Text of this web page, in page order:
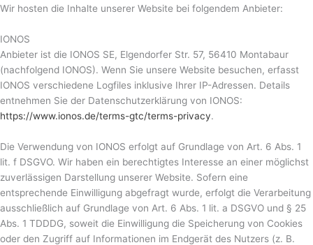
Wir hosten die Inhalte unserer Website bei folgendem Anbieter:
IONOS
Anbieter ist die IONOS SE, Elgendorfer Str. 57, 56410 Montabaur
(nachfolgend IONOS). Wenn Sie unsere Website besuchen, erfasst
IONOS verschiedene Logfiles inklusive Ihrer IP-Adressen. Details
entnehmen Sie der Datenschutzerklärung von IONOS:
https://www.ionos.de/terms-gtc/terms-privacy.
Die Verwendung von IONOS erfolgt auf Grundlage von Art. 6 Abs. 1
lit. f DSGVO. Wir haben ein berechtigtes Interesse an einer möglichst
zuverlässigen Darstellung unserer Website. Sofern eine
entsprechende Einwilligung abgefragt wurde, erfolgt die Verarbeitung
ausschließlich auf Grundlage von Art. 6 Abs. 1 lit. a DSGVO und § 25
Abs. 1 TDDDG, soweit die Einwilligung die Speicherung von Cookies
oder den Zugriff auf Informationen im Endgerät des Nutzers (z. B.